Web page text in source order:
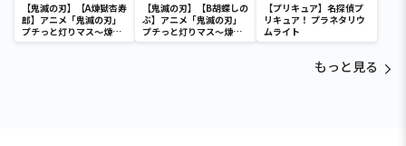
【鬼滅の刃】【A煉獄杏寿
郎】アニメ「鬼滅の刃」
プチっと灯りマス～煉獄
杏寿郎・胡蝶しのぶ～
【鬼滅の刃】【B胡蝶しの
ぶ】アニメ「鬼滅の刃」
プチっと灯りマス～煉獄
杏寿郎・胡蝶しのぶ～
【プリキュア】名探偵プ
リキュア！ プラネタリウ
ムライト
もっと見る